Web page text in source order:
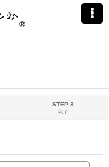
STEP 3
完了